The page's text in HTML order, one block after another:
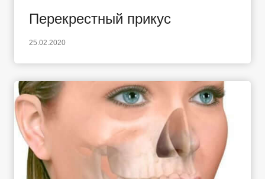
Перекрестный прикус
25.02.2020